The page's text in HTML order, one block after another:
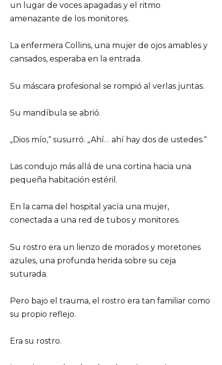
un lugar de voces apagadas y el ritmo
amenazante de los monitores.
La enfermera Collins, una mujer de ojos amables y
cansados, esperaba en la entrada.
Su máscara profesional se rompió al verlas juntas.
Su mandíbula se abrió.
„Dios mío,“ susurró. „Ahí… ahí hay dos de ustedes.“
Las condujo más allá de una cortina hacia una
pequeña habitación estéril.
En la cama del hospital yacía una mujer,
conectada a una red de tubos y monitores.
Su rostro era un lienzo de morados y moretones
azules, una profunda herida sobre su ceja
suturada.
Pero bajo el trauma, el rostro era tan familiar como
su propio reflejo.
Era su rostro.